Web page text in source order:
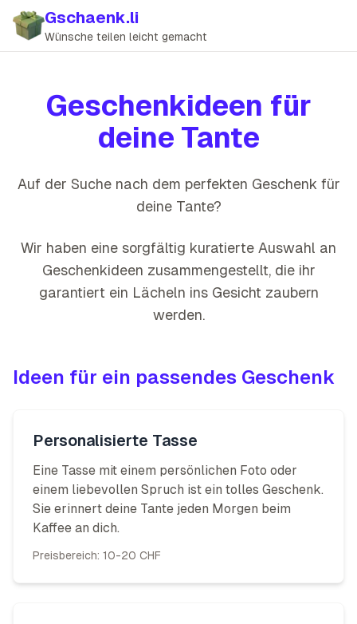
Gschaenk.li
Wünsche teilen leicht gemacht
Geschenkideen für
deine Tante
Auf der Suche nach dem perfekten Geschenk für
deine Tante?
Wir haben eine sorgfältig kuratierte Auswahl an
Geschenkideen zusammengestellt, die ihr
garantiert ein Lächeln ins Gesicht zaubern
werden.
Ideen für ein passendes Geschenk
Personalisierte Tasse
Eine Tasse mit einem persönlichen Foto oder
einem liebevollen Spruch ist ein tolles Geschenk.
Sie erinnert deine Tante jeden Morgen beim
Kaffee an dich.
Preisbereich: 10-20 CHF